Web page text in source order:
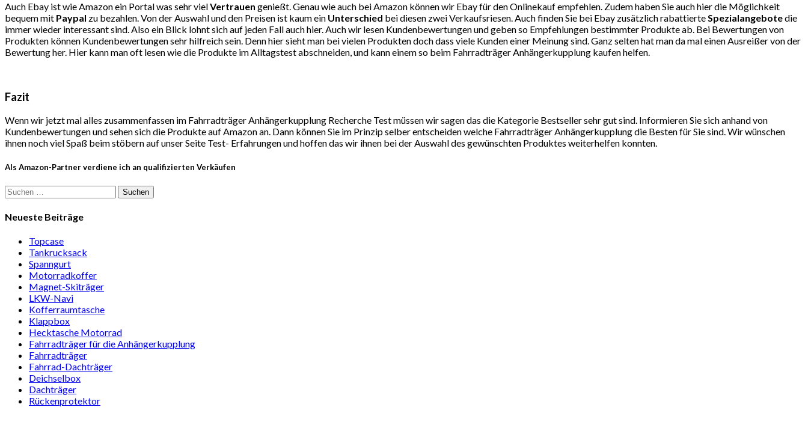
Auch Ebay ist wie Amazon ein Portal was sehr vielVertrauen genießt. Genau wie auch bei Amazon können wir Ebay für den Onlinekauf empfehlen. Zudem haben Sie auch hier die Möglichkeit
bequem mit Paypal zu bezahlen. Von der Auswahl und den Preisen ist kaum ein Unterschied bei diesen zwei Verkaufsriesen. Auch finden Sie bei Ebay zusätzlich rabattierteSpezialangebotedie
immer wieder interessant sind. Also ein Blick lohnt sich auf jeden Fall auch hier. Auch wir lesen Kundenbewertungen und geben so Empfehlungen bestimmter Produkte ab. Bei Bewertungen von
Produkten können Kundenbewertungen sehr hilfreich sein. Denn hier sieht man bei vielen Produkten doch dass viele Kunden einer Meinung sind. Ganz selten hat man da mal einen Ausreißer von der
Bewertung her. Hier kann man oft lesen wie die Produkte im Alltagstest abschneiden, und kann einem so beim Fahrradträger Anhängerkupplung kaufen helfen.
Fazit
Wenn wir jetzt mal alles zusammenfassen im Fahrradträger Anhängerkupplung Recherche Test müssen wir sagen das die Kategorie Bestseller sehr gut sind. Informieren Sie sich anhand von
Kundenbewertungen und sehen sich die Produkte auf Amazon an. Dann können Sie im Prinzip selber entscheiden welche Fahrradträger Anhängerkupplung die Besten für Sie sind. Wir wünschen
ihnen noch viel Spaß beim stöbern auf unser Seite Test- Erfahrungen und hoffen das wir ihnen bei der Auswahl des gewünschten Produktes weiterhelfen konnten.
Als Amazon-Partner verdiene ich an qualifizierten Verkäufen
Suchen
nach:
Neueste Beiträge
Topcase
Tan­kruck­sack
Spann­gurt
Motor­rad­koffer
Magnet-Ski­träger
LKW-Navi
Kof­fer­raum­ta­sche
Klappbox
Heck­ta­sche Motorrad
Fahr­rad­träger für die Anhän­ger­kup­p­lung
Fahr­rad­träger
Fahrrad-Dach­träger
Deich­selbox
Dach­träger
Rücken­pro­tektor